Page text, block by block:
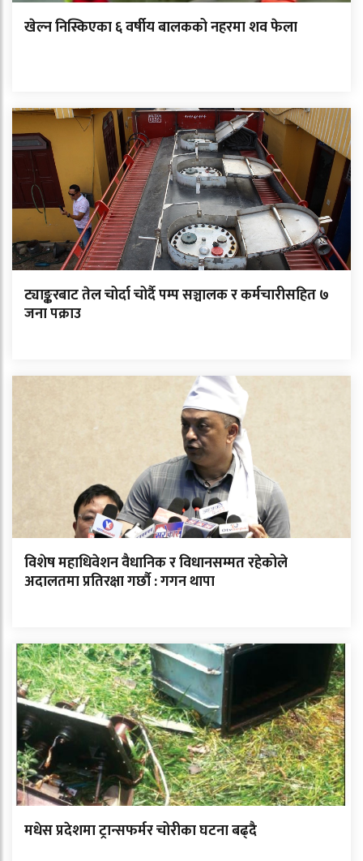
खेल्न निस्किएका ६ वर्षीय बालकको नहरमा शव फेला
ट्याङ्करबाट तेल चोर्दा चोर्दै पम्प सञ्चालक र कर्मचारीसहित ७
जना पक्राउ
विशेष महाधिवेशन वैधानिक र विधानसम्मत रहेकोले
अदालतमा प्रतिरक्षा गर्छौ : गगन थापा
मधेस प्रदेशमा ट्रान्सफर्मर चोरीका घटना बढ्दै